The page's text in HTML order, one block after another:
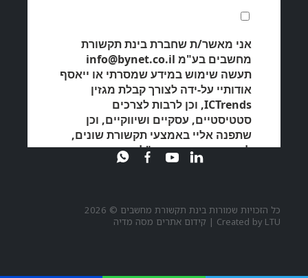
כל הזכויות שמורות בינת תקשורת מחשבים © 2026
Created by LTU
| קידום אתרים מסה מדיה